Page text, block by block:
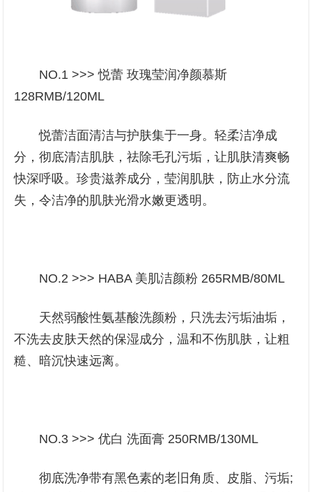
NO.1 >>> 悦蕾 玫瑰莹润净颜慕斯
128RMB/120ML
悦蕾洁面清洁与护肤集于一身。轻柔洁净成
分，彻底清洁肌肤，祛除毛孔污垢，让肌肤清爽畅
快深呼吸。珍贵滋养成分，莹润肌肤，防止水分流
失，令洁净的肌肤光滑水嫩更透明。
NO.2 >>> HABA 美肌洁颜粉 265RMB/80ML
天然弱酸性氨基酸洗颜粉，只洗去污垢油垢，
不洗去皮肤天然的保湿成分，温和不伤肌肤，让粗
糙、暗沉快速远离。
NO.3 >>> 优白 洗面膏 250RMB/130ML
彻底洗净带有黑色素的老旧角质、皮脂、污垢;